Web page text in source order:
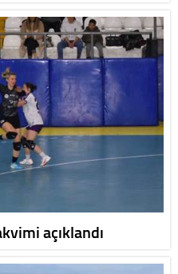
açıklandı